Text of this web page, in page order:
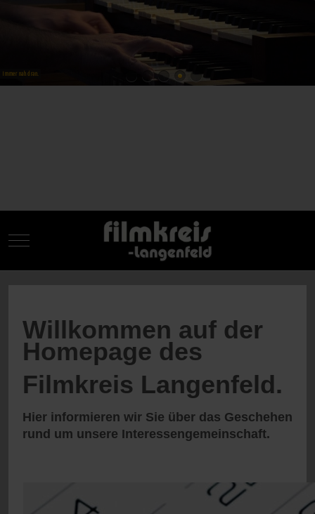
Mobile Menu Toggle
Willkommen auf der
Homepage des
Filmkreis Langenfeld.
Hier informieren wir Sie über das Geschehen
rund um unsere Interessengemeinschaft.